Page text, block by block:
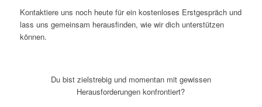
Kontaktiere uns noch heute für ein kostenloses Erstgespräch und
lass uns gemeinsam herausfinden, wie wir dich unterstützen
können.
Du bist zielstrebig und momentan mit gewissen
Herausforderungen konfrontiert?